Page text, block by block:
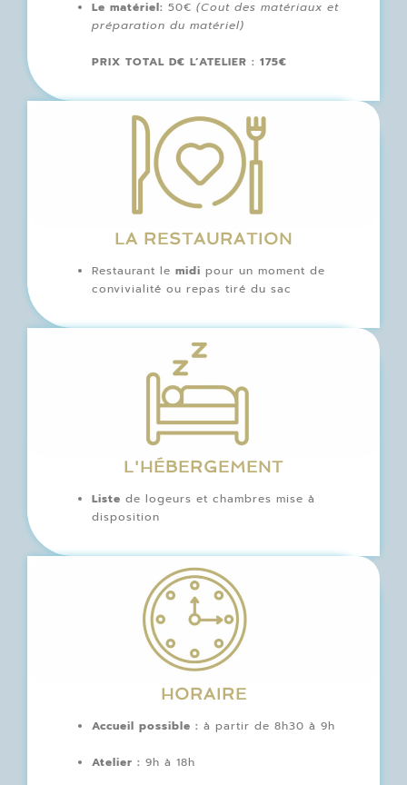
Le matériel: 50€ (Cout des matériaux et
préparation du matériel)
PRIX TOTAL D€ L’ATELIER : 175€
LA RESTAURATION
Restaurant le midi pour un moment de
convivialité ou repas tiré du sac
L'HÉBERGEMENT
Liste de logeurs et chambres mise à
disposition
HORAIRE
Accueil possible : à partir de 8h30 à 9h
Atelier : 9h à 18h